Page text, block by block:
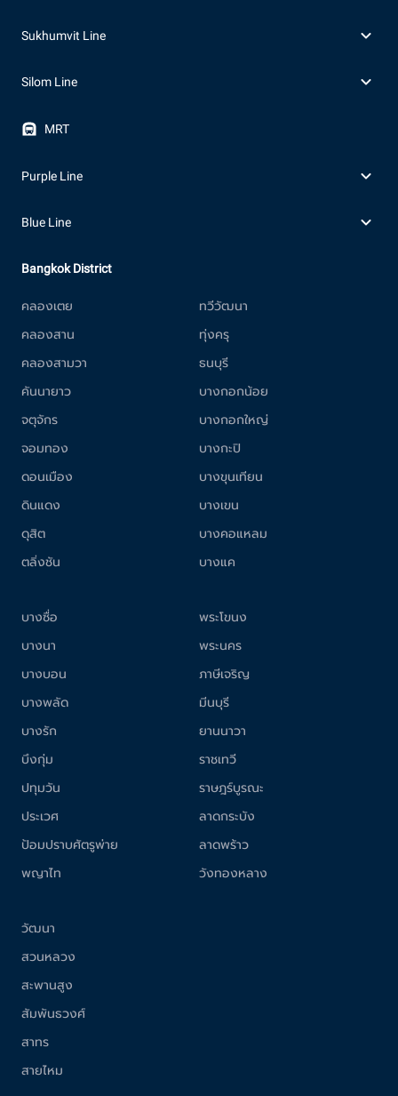
Sukhumvit Line
Silom Line
MRT
Purple Line
Blue Line
Bangkok District
คลองเตย
คลองสาน
คลองสามวา
คันนายาว
จตุจักร
จอมทอง
ดอนเมือง
ดินแดง
ดุสิต
ตลิ่งชัน
ทวีวัฒนา
ทุ่งครุ
ธนบุรี
บางกอกน้อย
บางกอกใหญ่
บางกะปิ
บางขุนเทียน
บางเขน
บางคอแหลม
บางแค
บางซื่อ
บางนา
บางบอน
บางพลัด
บางรัก
บึงกุ่ม
ปทุมวัน
ประเวศ
ป้อมปราบศัตรูพ่าย
พญาไท
พระโขนง
พระนคร
ภาษีเจริญ
มีนบุรี
ยานนาวา
ราชเทวี
ราษฎร์บูรณะ
ลาดกระบัง
ลาดพร้าว
วังทองหลาง
วัฒนา
สวนหลวง
สะพานสูง
สัมพันธวงศ์
สาทร
สายไหม